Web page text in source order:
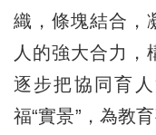
織，條塊結合，
人的強大合力，
逐步把協同育
福“實景”，為教